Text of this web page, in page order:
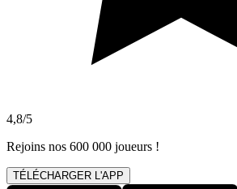
4,8/5
Rejoins nos 600 000 joueurs !
TÉLÉCHARGER L'APP